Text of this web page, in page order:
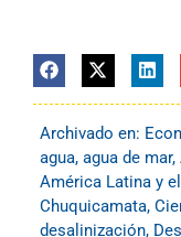
Archivado en:
agua, agua de mar,
América Latina y
Chuquicamata,
desalinización,